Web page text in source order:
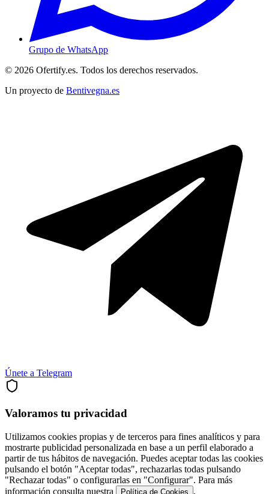
Grupo de WhatsApp
© 2026 Ofertify.es. Todos los derechos reservados.
Un proyecto de Bentivegna.es
Únete a Telegram
Valoramos tu privacidad
Utilizamos cookies propias y de terceros para fines analíticos y para
mostrarte publicidad personalizada en base a un perfil elaborado a
partir de tus hábitos de navegación. Puedes aceptar todas las cookies
pulsando el botón "Aceptar todas", rechazarlas todas pulsando
"Rechazar todas" o configurarlas en "Configurar". Para más
información consulta nuestra
Política de Cookies .